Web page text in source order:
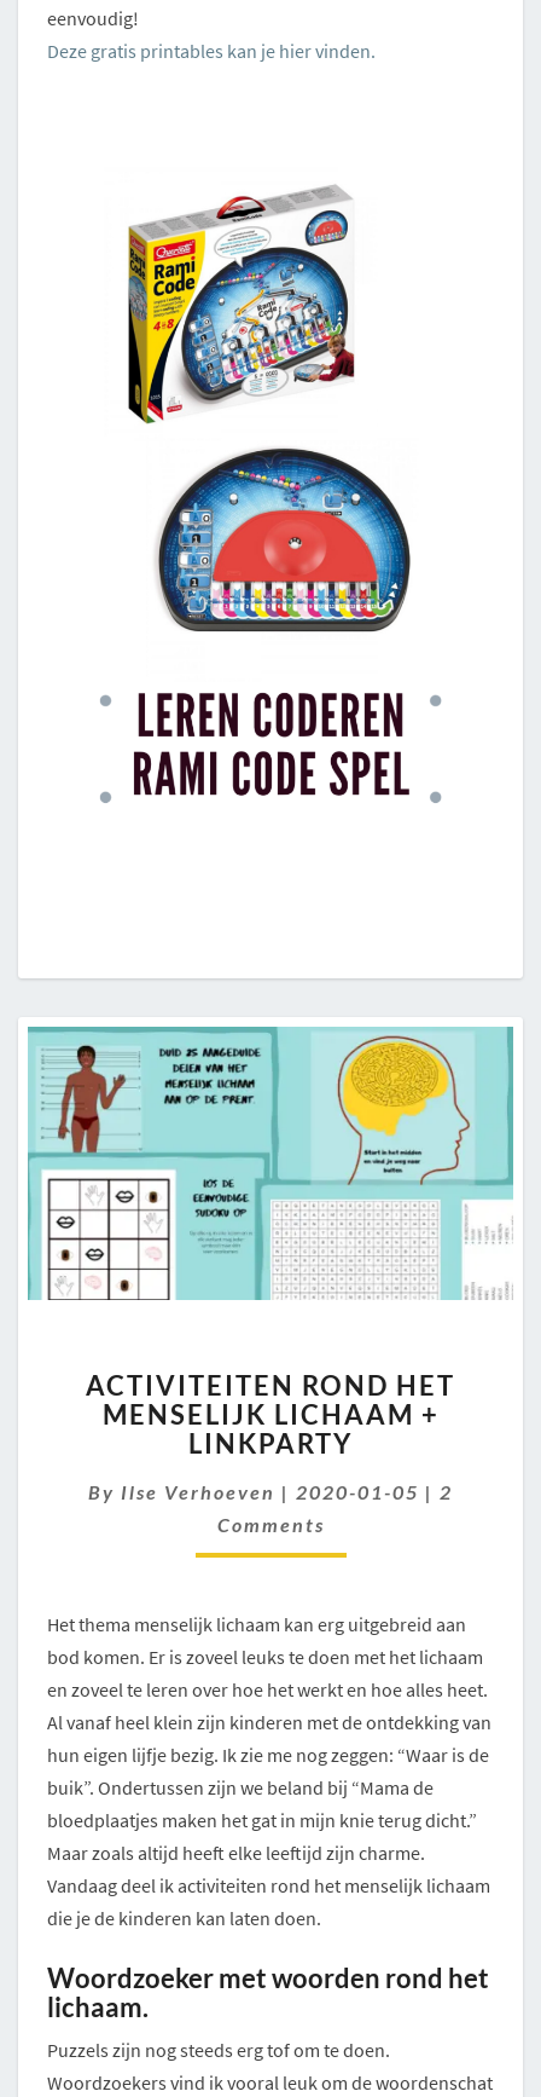
eenvoudig!
Deze gratis printables kan je hier vinden.
ROND
HET
MENSELIJK
+
LINKPARTY
ACTIVITEITEN ROND HET
MENSELIJK LICHAAM +
LINKPARTY
By Ilse Verhoeven | 2020-01-05 | 2
Comments
Het thema menselijk lichaam kan erg uitgebreid aan
bod komen. Er is zoveel leuks te doen met het lichaam
en zoveel te leren over hoe het werkt en hoe alles heet.
Al vanaf heel klein zijn kinderen met de ontdekking van
hun eigen lijfje bezig. Ik zie me nog zeggen: “Waar is de
buik”. Ondertussen zijn we beland bij “Mama de
bloedplaatjes maken het gat in mijn knie terug dicht.”
Maar zoals altijd heeft elke leeftijd zijn charme.
Vandaag deel ik activiteiten rond het menselijk lichaam
die je de kinderen kan laten doen.
Woordzoeker met woorden rond het
lichaam.
Puzzels zijn nog steeds erg tof om te doen.
Woordzoekers vind ik vooral leuk om de woordenschat